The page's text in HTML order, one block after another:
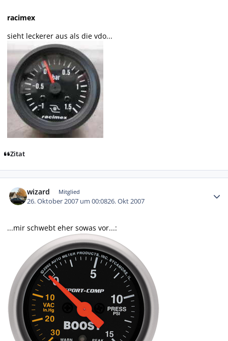
racimex
sieht leckerer aus als die vdo...
Zitat
wizard Mitglied
26. Oktober 2007 um 00:0826. Okt 2007
...mir schwebt eher sowas vor...: